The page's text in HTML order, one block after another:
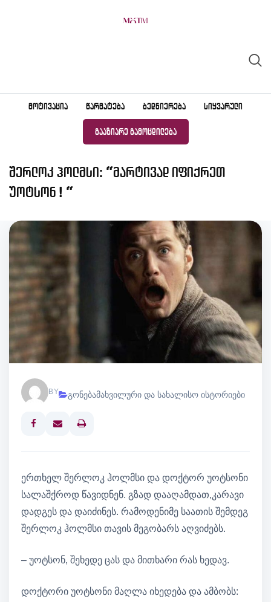
ᲛᲝᲢᲘᲕᲐᲪᲘᲐ ᲬᲐᲠᲛᲐᲢᲔᲑᲐ ᲑᲔᲓᲜᲘᲔᲠᲔᲑᲐ ᲡᲘᲧᲕᲐᲠᲣᲚᲘ
ᲒᲐᲐᲖᲘᲐᲠᲔ ᲒᲐᲛᲝᲪᲓᲘᲚᲔᲑᲐ
შერლოკ ჰოლმსი: “მარტივად იფიქრეთ
უოტსონ ! “
BY გონებამახვილური და სახალისო ისტორიები
Print
ერთხელ შერლოკ ჰოლმსი და დოქტორ უოტსონი
სალაშქროდ წავიდნენ. გზად დააღამდათ,კარავი
დადგეს და დაიძინეს. რამოდენიმე საათის შემდეგ
შერლოკ ჰოლმსი თავის მეგობარს აღვიძებს.
– უოტსონ, შეხედე ცას და მითხარი რას ხედავ.
დოქტორი უოტსონი მაღლა იხედება და ამბობს: